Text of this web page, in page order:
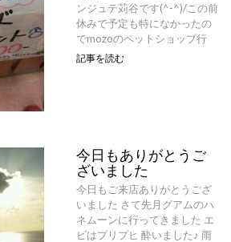
ンジュテ苅谷です(^-^)/この前
休みで予定も特になかったの
でmozoのペットショップ行
記事を読む
今日もありがとうご
ざいました
今日もご来店ありがとうござ
いました さて先月グアムのハ
ネムーンに行ってきました エ
ビはプリプヒ 酔いました♪ 雨